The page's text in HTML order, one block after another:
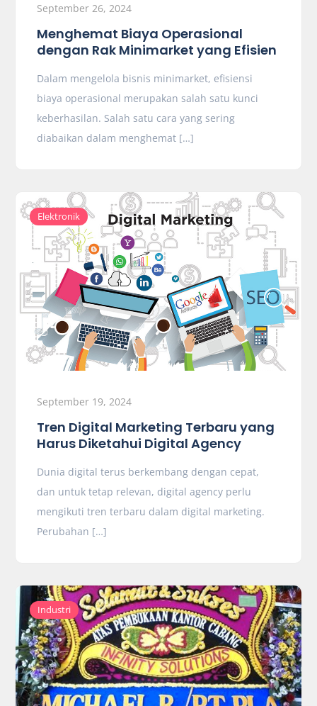
September 26, 2024
Menghemat Biaya Operasional
dengan Rak Minimarket yang Efisien
Dalam mengelola bisnis minimarket, efisiensi
biaya operasional merupakan salah satu kunci
keberhasilan. Salah satu cara yang sering
diabaikan dalam menghemat […]
Elektronik
September 19, 2024
Tren Digital Marketing Terbaru yang
Harus Diketahui Digital Agency
Dunia digital terus berkembang dengan cepat,
dan untuk tetap relevan, digital agency perlu
mengikuti tren terbaru dalam digital marketing.
Perubahan […]
Industri